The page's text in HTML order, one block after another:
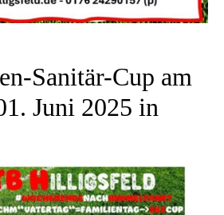
Sanitär-Cup am
Juni 2025 in